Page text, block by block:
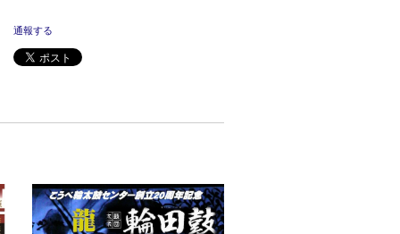
通報する